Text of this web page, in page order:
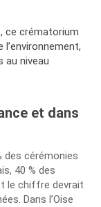
ce crématorium
au niveau
et dans
des cérémonies
40 % des
le chiffre devrait
Dans l’Oise